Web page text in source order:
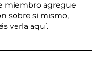
miembro agregue
sobre sí mismo,
verla aquí.